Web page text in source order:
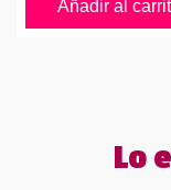
Añadir al
Lo